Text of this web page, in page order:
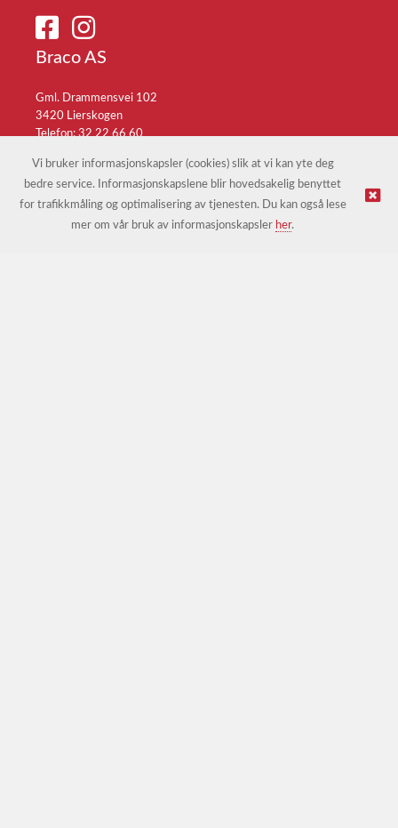
Braco AS
Gml. Drammensvei 102
3420 Lierskogen
Telefon: 32 22 66 60
© Braco AS |Design&implementasjon av Kréatif
Vi bruker informasjonskapsler (cookies) slik at vi kan yte deg
bedre service. Informasjonskapslene blir hovedsakelig benyttet
for trafikkmåling og optimalisering av tjenesten. Du kan også lese
mer om vår bruk av informasjonskapsler her.